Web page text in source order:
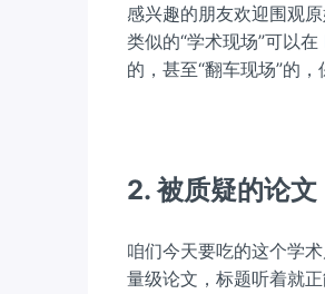
感兴趣的朋友欢迎围观
类似的“学术现场”可以在
的，甚至“翻车现场”的
2. 被质疑的论文
咱们今天要吃的这个学
量级论文，标题听着就